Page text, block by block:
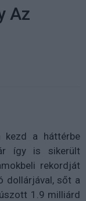
Az
kezd a háttérbe
így is sikerült
rekordját
dollárjával, sőt a
1.9 milliárd